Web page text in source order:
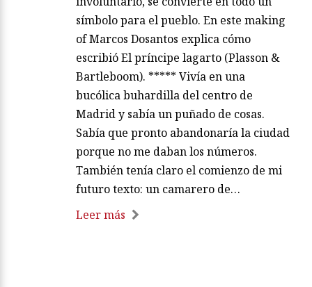
símbolo para el pueblo. En este making
of Marcos Dosantos explica cómo
escribió El príncipe lagarto (Plasson &
Bartleboom). ***** Vivía en una
bucólica buhardilla del centro de
Madrid y sabía un puñado de cosas.
Sabía que pronto abandonaría la ciudad
porque no me daban los números.
También tenía claro el comienzo de mi
futuro texto: un camarero de…
Leer más